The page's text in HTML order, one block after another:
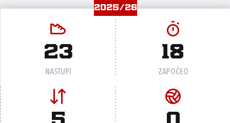
2025/26
23
NASTUPI
18
ZAPOČEO